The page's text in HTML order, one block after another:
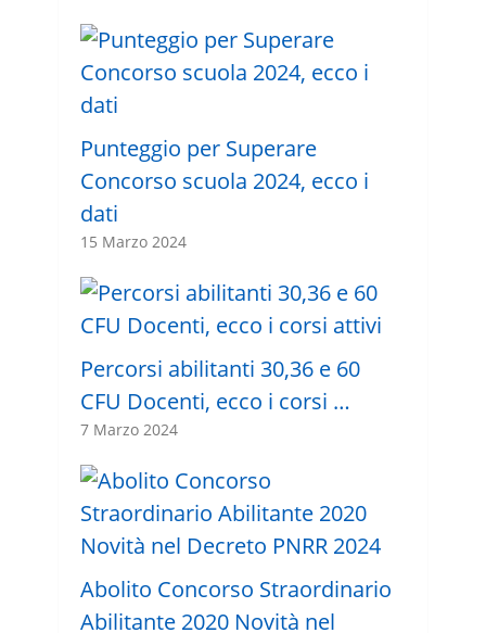
Punteggio per Superare
Concorso scuola 2024, ecco i
dati
15 Marzo 2024
Percorsi abilitanti 30,36 e 60
CFU Docenti, ecco i corsi …
7 Marzo 2024
Abolito Concorso Straordinario
Abilitante 2020 Novità nel